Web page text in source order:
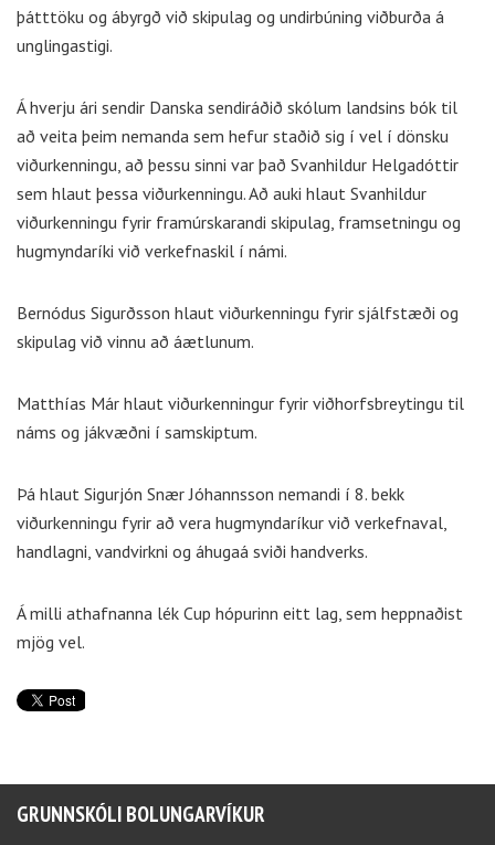
þátttöku og ábyrgð við skipulag og undirbúning viðburða á
unglingastigi.
Á hverju ári sendir Danska sendiráðið skólum landsins bók til
að veita þeim nemanda sem hefur staðið sig í vel í dönsku
viðurkenningu, að þessu sinni var það Svanhildur Helgadóttir
sem hlaut þessa viðurkenningu. Að auki hlaut Svanhildur
viðurkenningu fyrir framúrskarandi skipulag, framsetningu og
hugmyndaríki við verkefnaskil í námi.
Bernódus Sigurðsson hlaut viðurkenningu fyrir sjálfstæði og
skipulag við vinnu að áætlunum.
Matthías Már hlaut viðurkenningur fyrir viðhorfsbreytingu til
náms og jákvæðni í samskiptum.
Þá hlaut Sigurjón Snær Jóhannsson nemandi í 8. bekk
viðurkenningu fyrir að vera hugmyndaríkur við verkefnaval,
handlagni, vandvirkni og áhugaá sviði handverks.
Á milli athafnanna lék Cup hópurinn eitt lag, sem heppnaðist
mjög vel.
GRUNNSKÓLI BOLUNGARVÍKUR